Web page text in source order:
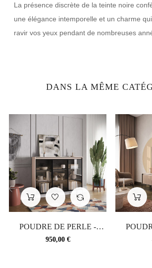
La présence discrète de la teinte noire
une élégance intemporelle et un charme
ravir vos yeux pendant de nombreuses
DANS LA MÊME
POUDRE DE PERLE -
Vaisselier 3 portes vitrées...
Prix
950,00 €
Meuble
‹